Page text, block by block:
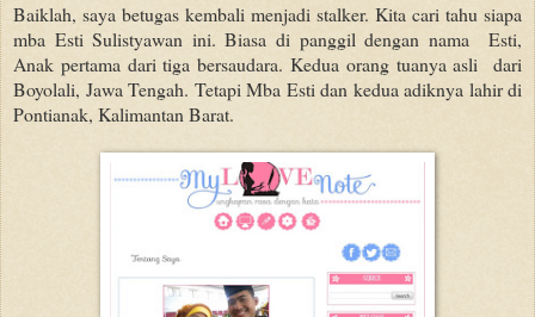
Baiklah, saya betugas kembali menjadi stalker. Kita cari tahu siapa
mba Esti Sulistyawan ini. Biasa di panggil dengan nama
Esti,
Anak pertama dari tiga bersaudara. Kedua orang tuanya asli
dari
Boyolali, Jawa Tengah. Tetapi Mba Esti dan kedua adiknya lahir di
Pontianak, Kalimantan Barat.